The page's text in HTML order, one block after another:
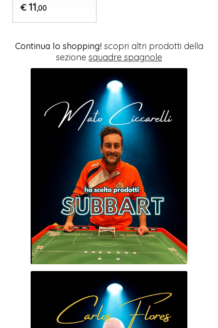
€ 11,00
Continua lo shopping!scopri altri prodotti della
sezione squadre spagnole